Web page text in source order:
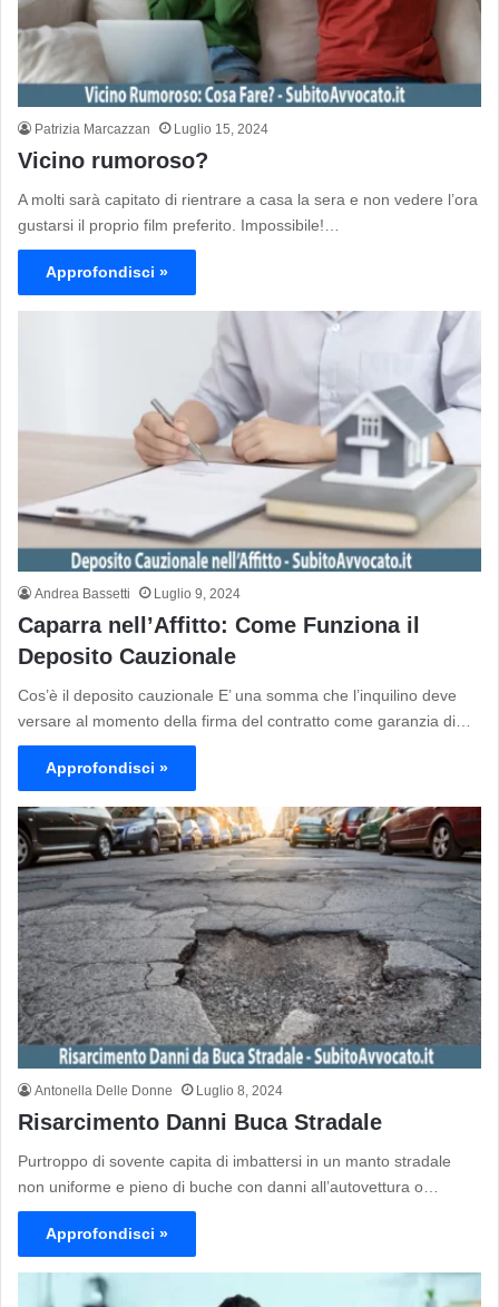
Patrizia Marcazzan Luglio 15, 2024
Vicino rumoroso?
A molti sarà capitato di rientrare a casa la sera e non vedere l’ora
gustarsi il proprio film preferito. Impossibile!…
Approfondisci »
Andrea Bassetti Luglio 9, 2024
Caparra nell’Affitto: Come Funziona il
Deposito Cauzionale
Cos’è il deposito cauzionale E’ una somma che l’inquilino deve
versare al momento della firma del contratto come garanzia di…
Approfondisci »
Antonella Delle Donne Luglio 8, 2024
Risarcimento Danni Buca Stradale
Purtroppo di sovente capita di imbattersi in un manto stradale
non uniforme e pieno di buche con danni all’autovettura o…
Approfondisci »